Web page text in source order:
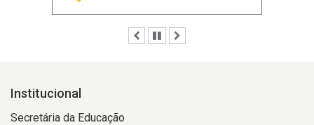
AnteriorPausar
Institucional
Secretária da Educação